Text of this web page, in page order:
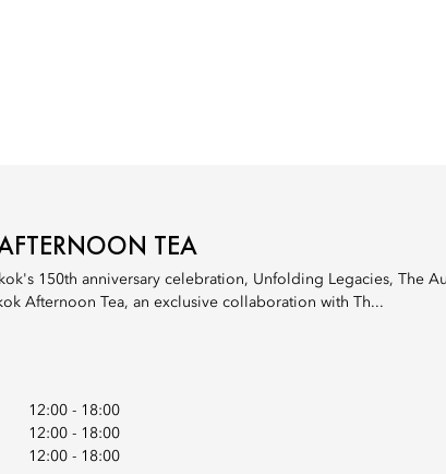
TEA
150th anniversary celebration, Unfolding Legacies, The
Afternoon Tea, an exclusive collaboration with Th...
12:00 - 18:00
12:00 - 18:00
12:00 - 18:00